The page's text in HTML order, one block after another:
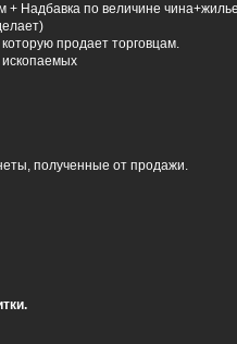
+ Надбавка по величине
продает торговцам.
полученные от продажи.